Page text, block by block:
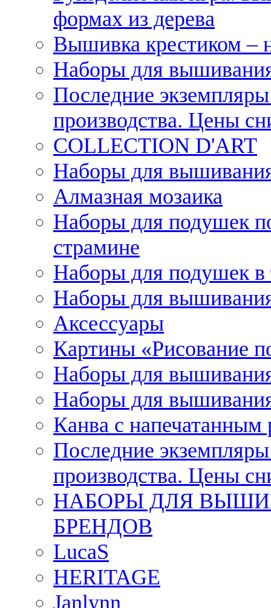
формах из дерева
Вышивка крестиком –
Наборы для
Последние
производства. Цены
COLLECTION D'ART
Наборы для
Алмазная мозаика
Наборы для подушек
страмине
Наборы для подушек в
Наборы для
Аксессуары
Картины «Рисование
Наборы для
Наборы для
Канва с напечатанным
Последние
производства. Цены
НАБОРЫ ДЛЯ
БРЕНДОВ
LucaS
HERITAGE
Janlynn